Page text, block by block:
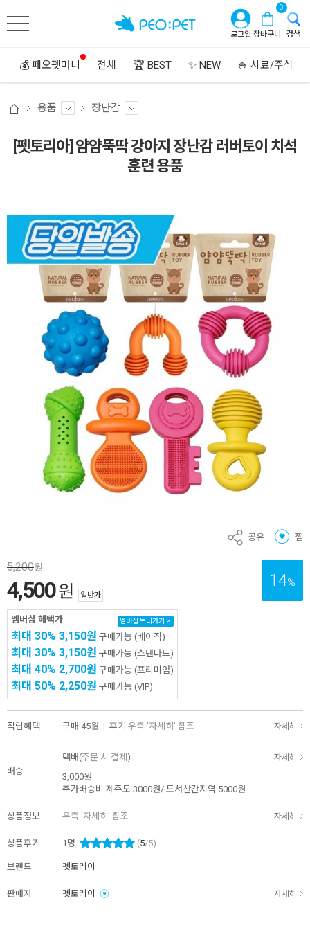
로그인 장바구니
0
검색
💰 페오펫머니 전체 🏆 BEST ✨ NEW 🍚 사료/주식
용품 장난감
[펫토리아] 얌얌뚝딱 강아지 장난감 러버토이 치석
훈련 용품
공유 찜
14%
5,200원
4,500원 일반가
멤버십 혜택가 멤버십 보러가기 >
최대 30% 3,150원 구매가능 (베이직)
최대 30% 3,150원 구매가능 (스탠다드)
최대 40% 2,700원 구매가능 (프리미엄)
최대 50% 2,250원 구매가능 (VIP)
적립혜택 구매 45원 | 후기 우측 '자세히' 참조 자세히
배송
택배(주문 시 결제 ) 자세히
3,000원
추가배송비 제주도 3000원/ 도서산간지역 5000원
상품정보 우측 '자세히' 참조 자세히
상품후기 1 명 (5/5)
브랜드 펫토리아
판매자 펫토리아 자세히